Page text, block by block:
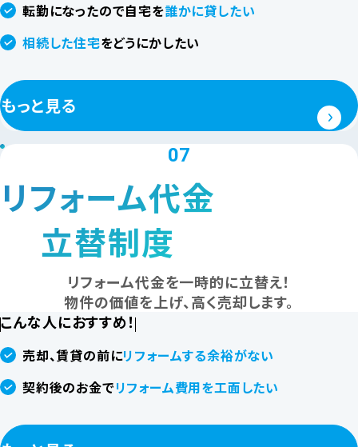
転勤になったので自宅を誰かに貸したい
相続した住宅をどうにかしたい
もっと見る
07
リフォーム代金
立替制度
リフォーム代金を一時的に立替え！
物件の価値を上げ、高く売却します。
こんな人におすすめ！
売却、賃貸の前にリフォームする余裕がない
契約後のお金でリフォーム費用を工面したい